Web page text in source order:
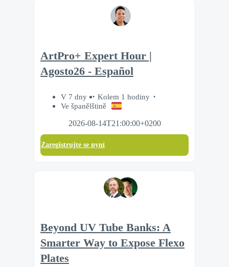
ArtPro+ Expert Hour |
Agosto26 - Español
V 7 dny
Kolem 1 hodiny
Ve španělštině
2026-08-14T21:00:00+0200
Zaregistrujte se nyní
Beyond UV Tube Banks: A
Smarter Way to Expose Flexo
Plates